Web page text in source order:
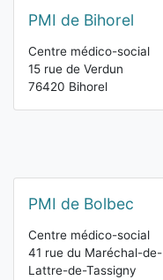
PMI de Bihorel
Centre médico-social
15 rue de Verdun
76420 Bihorel
PMI de Bolbec
Centre médico-social
41 rue du Maréchal-de-
Lattre-de-Tassigny